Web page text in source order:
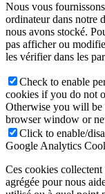
Nous vous
ordinateur dans notre
nous avons stocké.
pas afficher ou
les vérifier dans les
Check to enable
cookies if you do not
Otherwise you will be
browser window or
Click to enable/
Google Analytics
Ces cookies
agrégée pour nous